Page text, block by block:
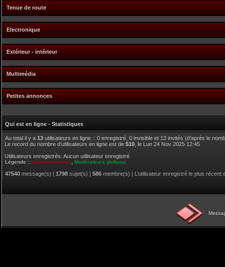
Tenue de route
Electronique
Extérieur - intérieur
Multimédia
Petites annonces
Qui est en ligne - Statistiques
Au total il y a 13 utilisateurs en ligne :: 0 enregistré, 0 invisible et 13 invités (d’après le
Le record du nombre d’utilisateurs en ligne est de 510 , le Lun 24 Nov 2025 12:45
Utilisateurs enregistrés: Aucun utilisateur enregistré
Légende :: Administrateurs Modérateurs globaux
47540 message(s) | 1798 sujet(s) | 586 membre(s) | L’utilisateur enregistré le plus récent